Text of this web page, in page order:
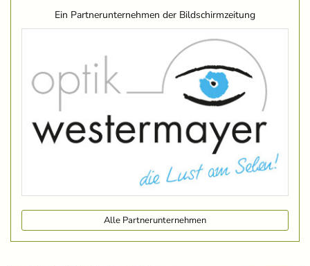
Ein Partnerunternehmen der Bildschirmzeitung
Alle Partnerunternehmen